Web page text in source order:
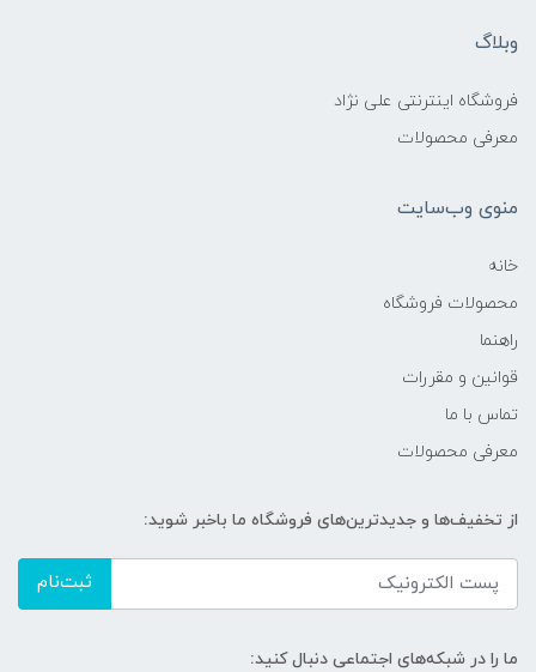
وبلاگ
فروشگاه اینترنتی علی نژاد
معرفی محصولات
منوی وب‌سایت
خانه
محصولات فروشگاه
راهنما
قوانین و مقررات
تماس با ما
معرفی محصولات
از تخفیف‌ها و جدیدترین‌های فروشگاه ما باخبر شوید:
ثبت‌نام
ما را در شبکه‌های اجتماعی دنبال کنید: